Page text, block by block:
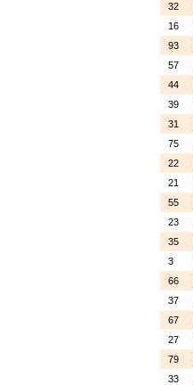
32
16
93
57
44
39
31
75
22
21
55
23
35
3
66
37
67
27
79
33